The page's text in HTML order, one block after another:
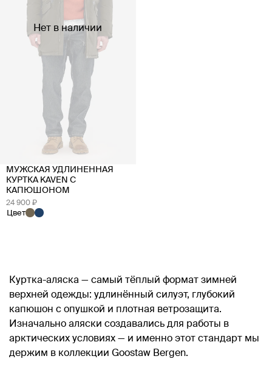
Нет в наличии
МУЖСКАЯ УДЛИНЕННАЯ
КУРТКА KAVEN С
КАПЮШОНОМ
24 900 ₽
Цвет
Куртка-аляска — самый тёплый формат зимней
верхней одежды: удлинённый силуэт, глубокий
капюшон с опушкой и плотная ветрозащита.
Изначально аляски создавались для работы в
арктических условиях — и именно этот стандарт мы
держим в коллекции Goostaw Bergen.